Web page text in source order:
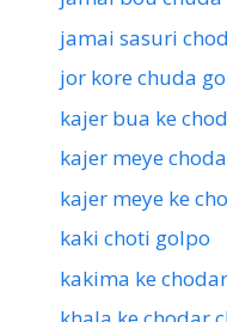
jamai sasuri
jor kore chuda
kajer bua ke
kajer meye
kajer meye ke
kaki choti golpo
kakima ke